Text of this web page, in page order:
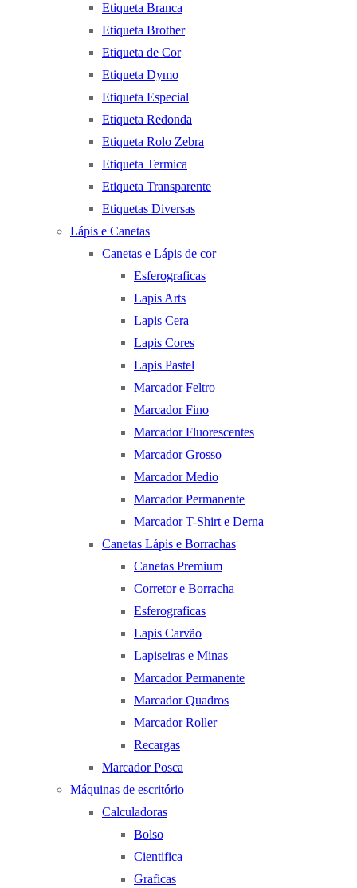
Etiqueta Branca
Etiqueta Brother
Etiqueta de Cor
Etiqueta Dymo
Etiqueta Especial
Etiqueta Redonda
Etiqueta Rolo Zebra
Etiqueta Termica
Etiqueta Transparente
Etiquetas Diversas
Lápis e Canetas
Canetas e Lápis de cor
Esferograficas
Lapis Arts
Lapis Cera
Lapis Cores
Lapis Pastel
Marcador Feltro
Marcador Fino
Marcador Fluorescentes
Marcador Grosso
Marcador Medio
Marcador Permanente
Marcador T-Shirt e Derna
Canetas Lápis e Borrachas
Canetas Premium
Corretor e Borracha
Esferograficas
Lapis Carvão
Lapiseiras e Minas
Marcador Permanente
Marcador Quadros
Marcador Roller
Recargas
Marcador Posca
Máquinas de escritório
Calculadoras
Bolso
Cientifica
Graficas